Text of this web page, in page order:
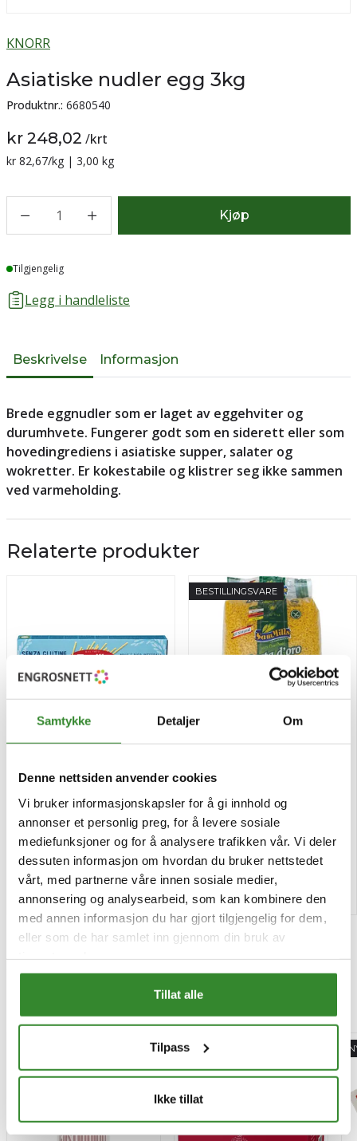
Samtykke Detaljer Om
Denne nettsiden anvender cookies
Vi bruker informasjonskapsler for å gi innhold og
annonser et personlig preg, for å levere sosiale
mediefunksjoner og for å analysere trafikken vår. Vi deler
dessuten informasjon om hvordan du bruker nettstedet
vårt, med partnerne våre innen sosiale medier,
annonsering og analysearbeid, som kan kombinere den
med annen informasjon du har gjort tilgjengelig for dem,
eller som de har samlet inn gjennom din bruk av
Tillat alle
Tilpass
Ikke tillat
KNORR
Asiatiske nudler egg 3kg
Produktnr.: 6680540
kr 248,02 /krt
Sammenligning pris:
kr 82,67/kg | 3,00 kg
1 Kjøp
Lager
Tilgjengelig
Legg i handleliste
Beskrivelse Informasjon
Brede eggnudler som er laget av eggehviter og
durumhvete. Fungerer godt som en siderett eller som
hovedingrediens i asiatiske supper, salater og
wokretter. Er kokestabile og klistrer seg ikke sammen
ved varmeholding.
Relaterte produkter
Spaghetti glutenfri 400g
/stk
Tilgjengelig
Kjøp
BESTILLINGSVARE
Maispasta makaroni
glutenfri 5kg
Pris
kr 373,75
/stk
Tilgjengelig
Kjøp